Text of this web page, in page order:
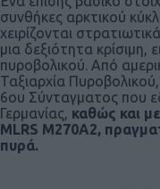
συνθήκες αρκτικού
χειρίζονται
μια δεξιότητα κρίσιμη,
πυροβολικού. Από
Ταξιαρχία
6ου Σύνταγματος που
Γερμανίας, καθώς και
MLRS M270A2,
πυρά.